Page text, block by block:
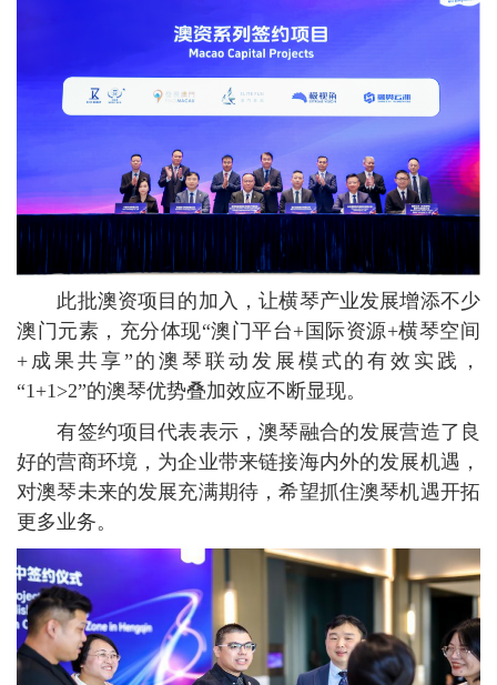
此批澳资项目的加入，让横琴产业发展增添不少
澳门元素，充分体现“澳门平台+国际资源+横琴空间
+成果共享”的澳琴联动发展模式的有效实践，
“1+1>2”的澳琴优势叠加效应不断显现。
有签约项目代表表示，澳琴融合的发展营造了良
好的营商环境，为企业带来链接海内外的发展机遇，
对澳琴未来的发展充满期待，希望抓住澳琴机遇开拓
更多业务。